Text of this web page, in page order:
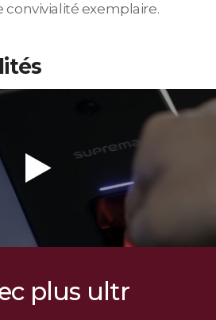
exemplaire.
plus ultr